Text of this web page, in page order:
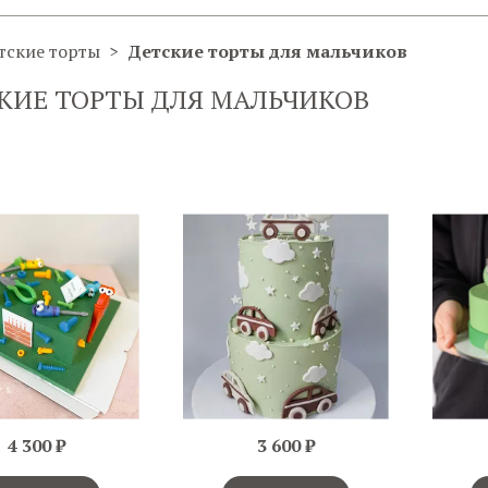
торты Детские торты для мальчиков
ТОРТЫ ДЛЯ МАЛЬЧИКОВ
4 300 ₽ 3 600 ₽